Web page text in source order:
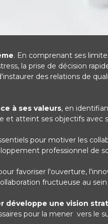
. En comprenant ses
la prise de décision
des relations de
à ses valeurs, en
et atteint ses objectifs avec
pour motiver les
professionnel de
favoriser l'ouverture,
fructueuse au
développe une vision
pour la mener vers le